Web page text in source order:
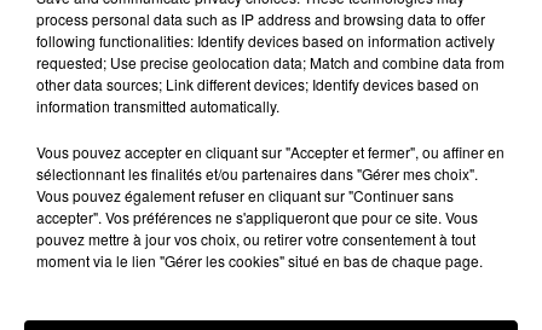
100%
100% Radio les infos du Lot
20 août 2024 - 2 min 23 sec
LES INFOS DU LOT DU 20/08/2024 À 12H01
20/08/2024
process personal data such as IP address and browsing data to offer
following functionalities: Identify devices based on information actively
requested; Use precise geolocation data; Match and combine data from
other data sources; Link different devices; Identify devices based on
information transmitted automatically.
Vous pouvez accepter en cliquant sur "Accepter et fermer", ou affiner en
sélectionnant les finalités et/ou partenaires dans "Gérer mes choix".
Vous pouvez également refuser en cliquant sur "Continuer sans
accepter". Vos préférences ne s'appliqueront que pour ce site. Vous
pouvez mettre à jour vos choix, ou retirer votre consentement à tout
moment via le lien "Gérer les cookies" situé en bas de chaque page.